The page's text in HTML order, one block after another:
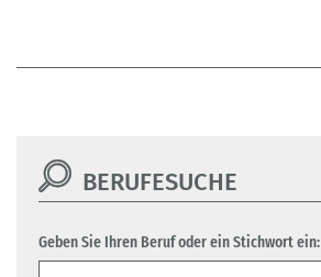
BERUFESUCHE
Geben Sie Ihren Beruf oder ein Stichwort ein: